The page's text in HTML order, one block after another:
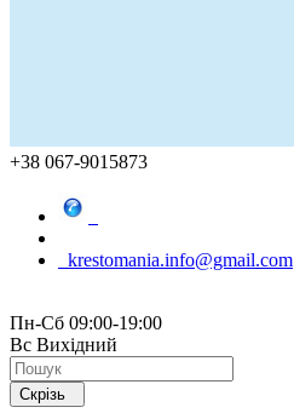
+38 067-9015873
krestomania.info@gmail.com
Пн-Сб 09:00-19:00
Вс Вихідний
Скрізь